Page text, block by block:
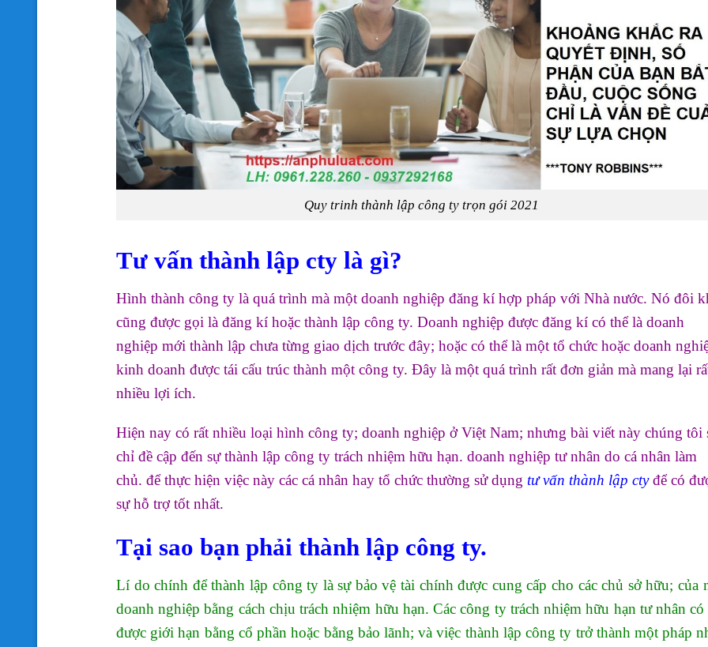
Quy trinh thành lập công ty trọn gói 2021
Tư vấn thành lập cty là gì?
Hình thành công ty là quá trình mà một doanh nghiệp đăng kí hợp pháp với Nhà nước. Nó đôi
cũng được gọi là đăng kí hoặc thành lập công ty. Doanh nghiệp được đăng kí có thể là doanh
nghiệp mới thành lập chưa từng giao dịch trước đây; hoặc có thể là một tổ chức hoặc doanh
kinh doanh được tái cấu trúc thành một công ty. Đây là một quá trình rất đơn giản mà mang lại
nhiều lợi ích.
Hiện nay có rất nhiều loại hình công ty; doanh nghiệp ở Việt Nam; nhưng bài viết này chúng tôi
chỉ đề cập đến sự thành lập công ty trách nhiệm hữu hạn. doanh nghiệp tư nhân do cá nhân làm
chủ. để thực hiện việc này các cá nhân hay tổ chức thường sử dụng tư vấn thành lập ctyđể có
sự hỗ trợ tốt nhất.
Tại sao bạn phải thành lập công ty.
Lí do chính để thành lập công ty là sự bảo vệ tài chính được cung cấp cho các chủ sở hữu; của
doanh nghiệp bằng cách chịu trách nhiệm hữu hạn. Các công ty trách nhiệm hữu hạn tư nhân có
được giới hạn bằng cổ phần hoặc bằng bảo lãnh; và việc thành lập công ty trở thành một pháp